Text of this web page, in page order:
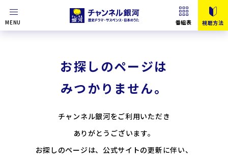
MENU 番組表 視聴方法
お探しのページは
みつかりません。
チャンネル銀河をご利用いただき
ありがとうございます。
お探しのページは、公式サイトの更新に伴い、